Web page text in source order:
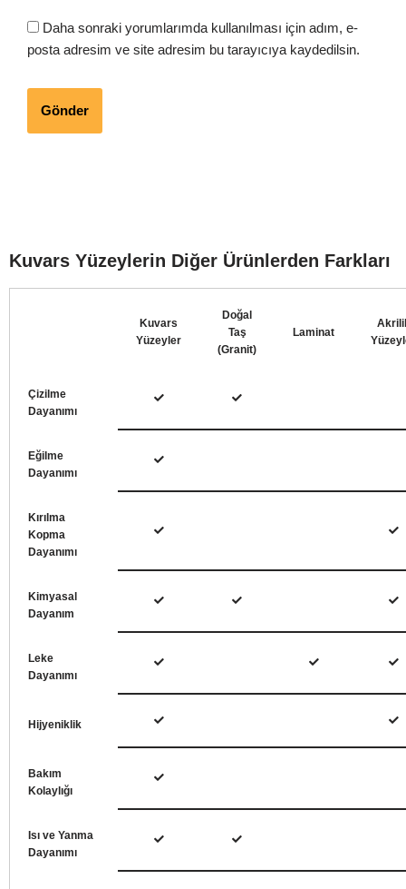
Daha sonraki yorumlarımda kullanılması için adım, e-
posta adresim ve site adresim bu tarayıcıya kaydedilsin.
Kuvars Yüzeylerin Diğer Ürünlerden Farkları
Kuvars
Yüzeyler
Doğal
Taş
(Granit)
Laminat
Çizilme
Dayanımı
Eğilme
Dayanımı
Kırılma
Kopma
Dayanımı
Kimyasal
Dayanım
Leke
Dayanımı
Hijyeniklik
Bakım
Kolaylığı
Isı ve Yanma
Dayanımı